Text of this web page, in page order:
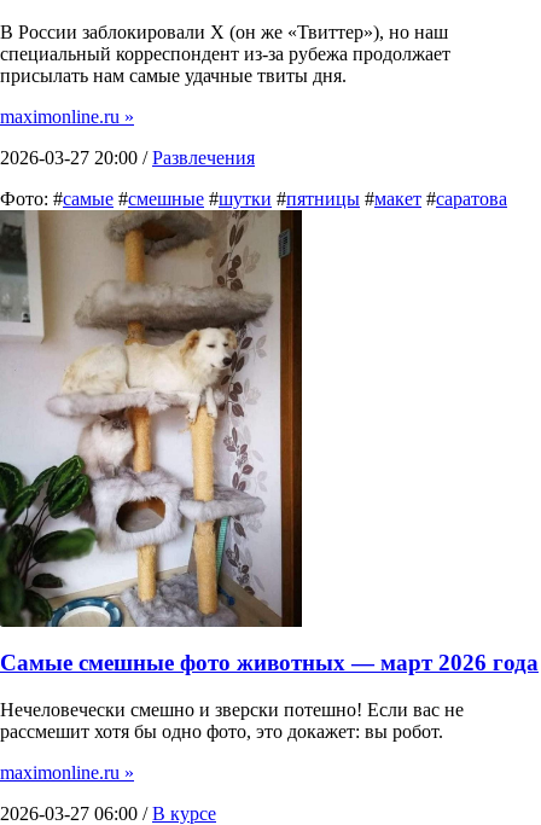
В России заблокировали X (он же «Твиттер»), но наш
специальный корреспондент из-за рубежа продолжает
присылать нам самые удачные твиты дня.
maximonline.ru »
2026-03-27 20:00 /Развлечения
Фото: #самые #смешные #шутки #пятницы #макет #саратова
Самые смешные фото животных — март 2026 года
Нечеловечески смешно и зверски потешно! Если вас не
рассмешит хотя бы одно фото, это докажет: вы робот.
maximonline.ru »
2026-03-27 06:00 /В курсе